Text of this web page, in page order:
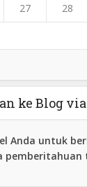
27 28
ke Blog
Anda untuk